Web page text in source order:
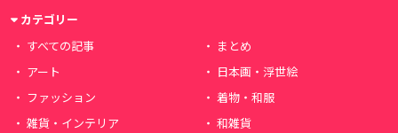
カテゴリー
すべての記事
まとめ
アート
日本画・浮世絵
ファッション
着物・和服
雑貨・インテリア
和雑貨